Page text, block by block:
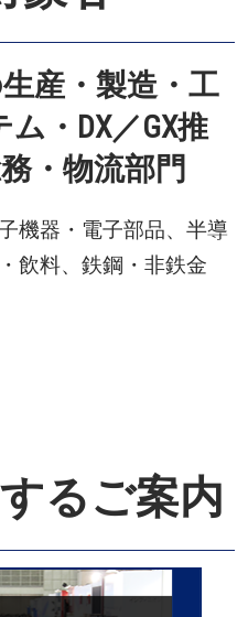
産・製造・工
・DX／GX推
・物流部門
機器・電子部品、半導
飲料、鉄鋼・非鉄金
るご案内